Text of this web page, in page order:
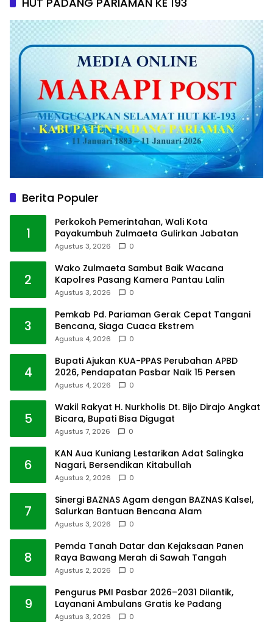
Berita Populer
1
Perkokoh Pemerintahan, Wali Kota
Payakumbuh Zulmaeta Gulirkan Jabatan
Agustus 3, 2026 0
2
Wako Zulmaeta Sambut Baik Wacana
Kapolres Pasang Kamera Pantau Lalin
Agustus 3, 2026 0
3
Pemkab Pd. Pariaman Gerak Cepat Tangani
Bencana, Siaga Cuaca Ekstrem
Agustus 4, 2026 0
4
Bupati Ajukan KUA-PPAS Perubahan APBD
2026, Pendapatan Pasbar Naik 15 Persen
Agustus 4, 2026 0
5
Wakil Rakyat H. Nurkholis Dt. Bijo Dirajo Angkat
Bicara, Bupati Bisa Digugat
Agustus 7, 2026 0
6
KAN Aua Kuniang Lestarikan Adat Salingka
Nagari, Bersendikan Kitabullah
Agustus 2, 2026 0
7
Sinergi BAZNAS Agam dengan BAZNAS Kalsel,
Salurkan Bantuan Bencana Alam
Agustus 3, 2026 0
8
Pemda Tanah Datar dan Kejaksaan Panen
Raya Bawang Merah di Sawah Tangah
Agustus 2, 2026 0
9
Pengurus PMI Pasbar 2026–2031 Dilantik,
Layanani Ambulans Gratis ke Padang
Agustus 3, 2026 0